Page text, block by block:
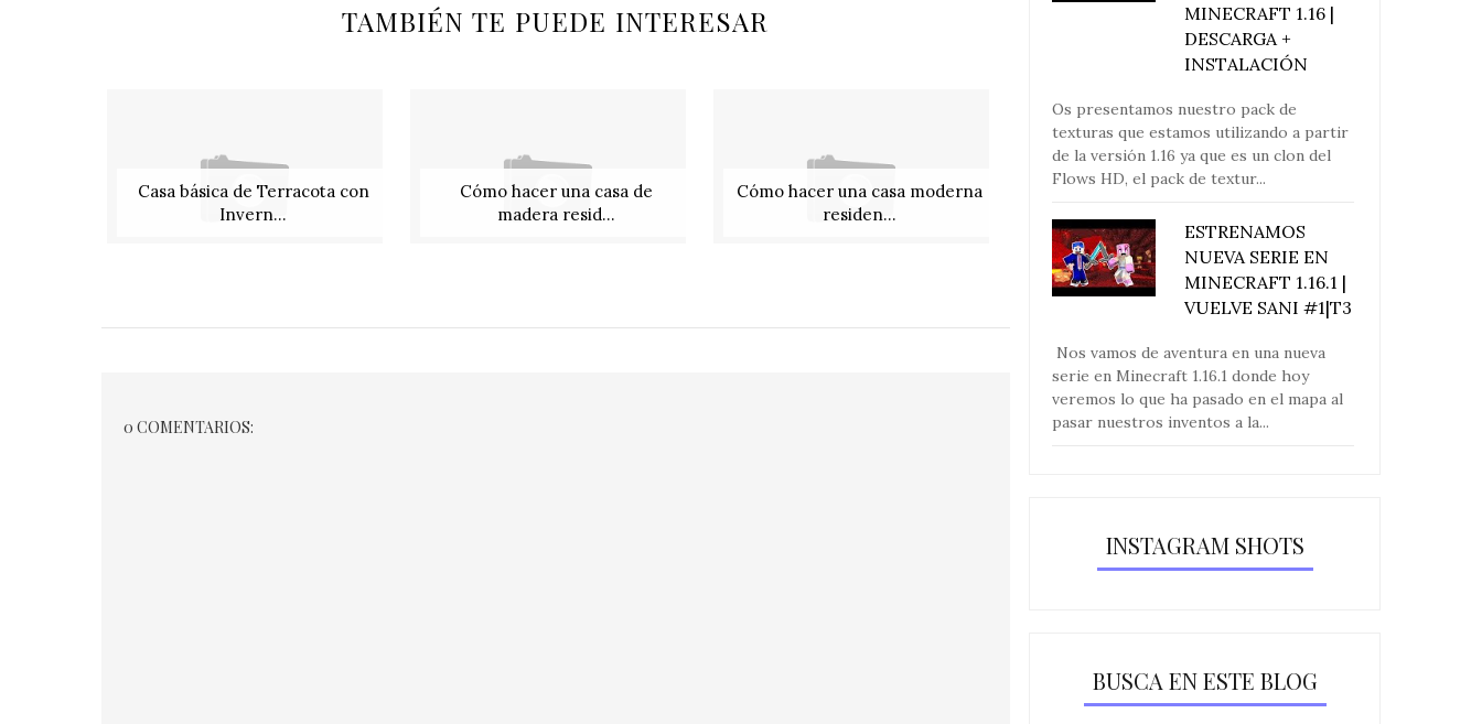
TAMBIÉN TE PUEDE INTERESAR
Casa básica de Terracota con
Invern...
Cómo hacer una casa de
madera resid...
Cómo hacer una casa moderna
residen...
Cómo construir una casa
0 COMENTARIOS:
MINECRAFT 1.16 |
DESCARGA +
INSTALACIÓN
Os presentamos nuestro pack de
texturas que estamos utilizando a partir
de la versión 1.16 ya que es un clon del
Flows HD, el pack de textur...
ESTRENAMOS
NUEVA SERIE EN
MINECRAFT 1.16.1 |
VUELVE SANI #1|T3
Nos vamos de aventura en una nueva
serie en Minecraft 1.16.1 donde hoy
veremos lo que ha pasado en el mapa al
pasar nuestros inventos a la...
INSTAGRAM SHOTS
BUSCA EN ESTE BLOG